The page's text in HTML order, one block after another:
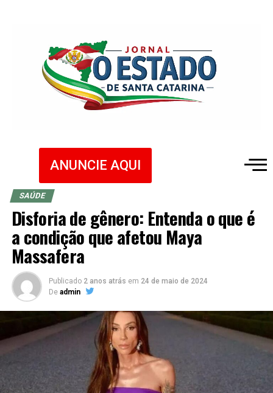
ANUNCIE AQUI
SAÚDE
Disforia de gênero: Entenda o que é
a condição que afetou Maya
Massafera
Publicado 2 anos atrás em 24 de maio de 2024
De admin